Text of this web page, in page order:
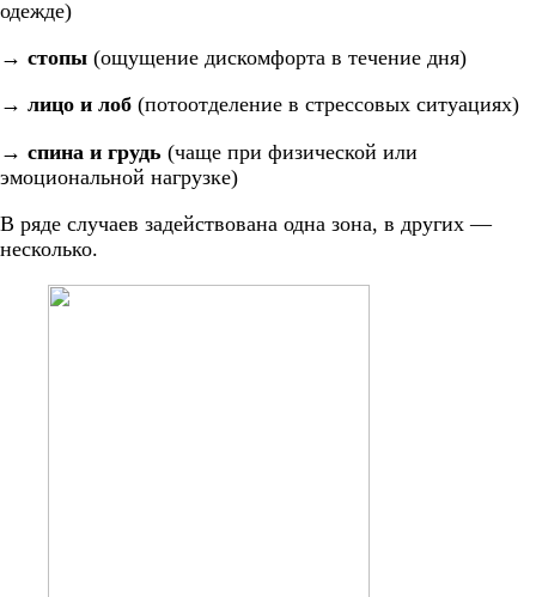
одежде)
→ стопы (ощущение дискомфорта в течение дня)
→ лицо и лоб (потоотделение в стрессовых ситуациях)
→ спина и грудь (чаще при физической или
эмоциональной нагрузке)
В ряде случаев задействована одна зона, в других —
несколько.